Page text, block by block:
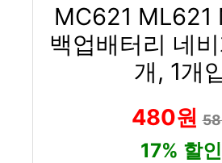
MC621 ML621
백업배터리 네
개, 1개
480원
17% 할인